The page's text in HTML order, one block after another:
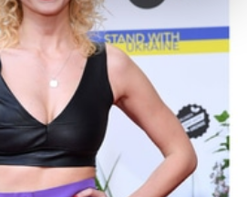
wie Ihre persönlichen Daten
legen Sie Ihre Präferenzen im
fest.
um Inhalte und Anzeigen zu
für soziale Medien anbieten
auf unsere Website zu
geben wir Informationen zu Ihrer
an unsere Partner für